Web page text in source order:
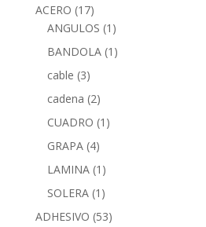
ACERO (17)
ANGULOS (1)
BANDOLA (1)
cable (3)
cadena (2)
CUADRO (1)
GRAPA (4)
LAMINA (1)
SOLERA (1)
ADHESIVO (53)